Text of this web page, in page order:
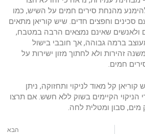
מהנחת סירים חמים על השיש, כמו
סכינים וחפצים חדים. שיש קוריאן מתאים
ולאנשים שאינם נמצאים הרבה במטבח,
ברמה גבוהה, אך חובבי בישול
זהירות ולא לחתוך מזון ישירות על
חמים.
קוריאן קל מאוד לניקוי ותחזוקה, ניתן
הניקוי הקיימים בשוק ללא חשש. אם תרצו
מים, סבון ומטלית לחה.
הבא